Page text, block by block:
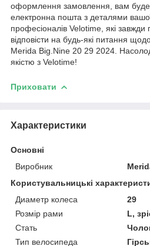
оформлення замовлення, вам буде
електронна пошта з деталями
професіоналів Velotime, які завжди
відповісти на будь-які питання
Merida Big.Nine 20 29 2024.
якістю з Velotime!
Приховати
Характеристики
Основні
Виробник
Користувальницькі
Диаметр колеса
29
Розмір рами
L,
Стать
Тип велосипеда